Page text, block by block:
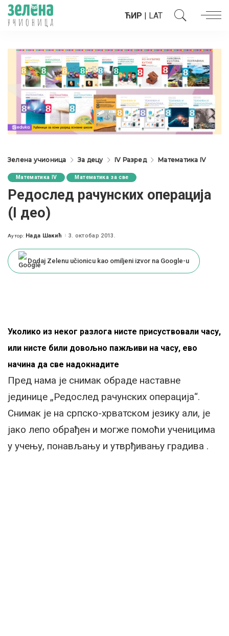
ЋИР | LAT
Зелена учионица За децу IV Разред Математика IV
Математика IV Математика за све
Редослед рачунских операција
(I дeo)
Posted
Аутор: Нада Шакић 3. октобар 2013.
Dodaj Zelenu učionicu kao omiljeni izvor na Google-u
Уколико из неког разлога нисте присуствовали часу,
или нисте били довољно пажљиви на часу, ево
начина да све надокнадите
Пред нама је снимак обраде наставне
јединице „Редослед рачунских операција“.
Снимак је на српско-хрватском језику али, је
јако лепо обрађен и могже помоћи ученицима
у учењу, понављању и утврђивању градива .